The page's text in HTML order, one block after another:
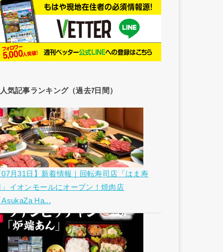
人気記事ランキング（過去7日間）
07月31日】新着情報｜回転寿司店「はま寿
」イオンモールにオープン！焼肉店
AsukaZa Ha...